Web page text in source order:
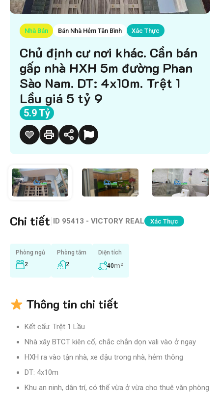
Nhà Bán Bán Nhà Hẻm Tân Bình Xác Thực
Chủ định cư nơi khác. Cần bán
gấp nhà HXH 5m đường Phan
Sào Nam. DT: 4x10m. Trệt 1
Lầu giá 5 tỷ 9
5.9 Tỷ
Chi tiết ID 95413 - VICTORY REAL Xác Thực
Phòng ngủ
2
Phòng tắm
2
Diện tích
40m²
Thông tin chi tiết
Kết cấu: Trệt 1 Lầu
Nhà xây BTCT kiên cố, chắc chắn dọn vali vào ở ngay
HXH ra vào tận nhà, xe đậu trong nhà, hẻm thông
DT: 4x10m
Khu an ninh, dân trí, có thể vừa ở vừa cho thuê văn phòng